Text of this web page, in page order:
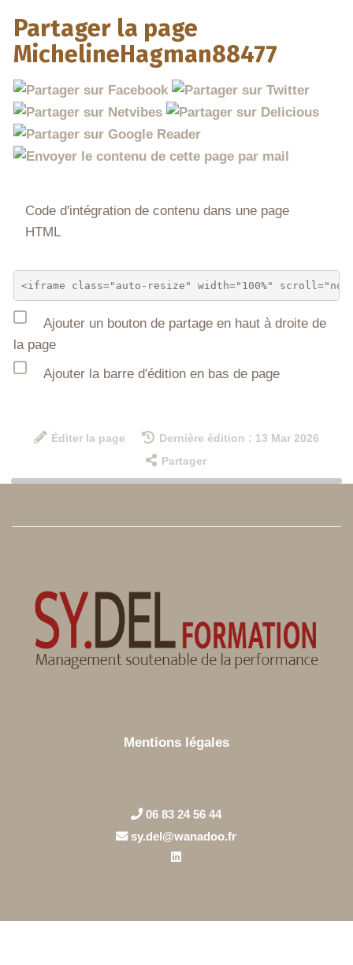
Partager la page
MichelineHagman88477
Code d'intégration de contenu dans une page
HTML
Ajouter un bouton de partage en haut à droite de
la page
Ajouter la barre d'édition en bas de page
Éditer la page
Dernière édition : 13 Mar 2026
Partager
Mentions légales
06 83 24 56 44
sy.del@wanadoo.fr